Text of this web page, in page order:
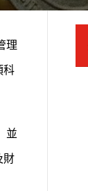
理
科
並
財